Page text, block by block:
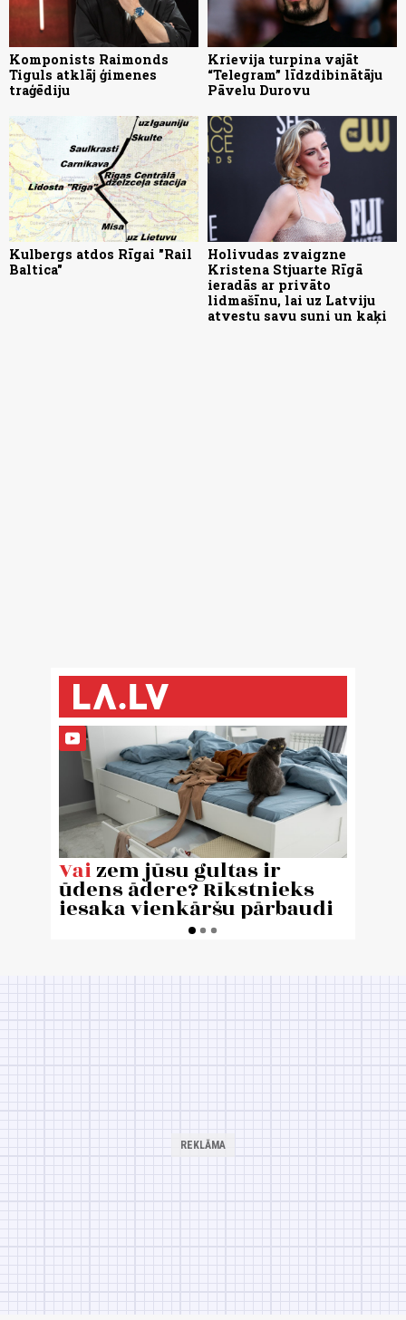
Komponists Raimonds
Tiguls atklāj ģimenes
traģēdiju
Krievija turpina vajāt
“Telegram” līdzdibinātāju
Pāvelu Durovu
Kulbergs atdos Rīgai "Rail
Baltica"
Holivudas zvaigzne
Kristena Stjuarte Rīgā
ieradās ar privāto
lidmašīnu, lai uz Latviju
atvestu savu suni un kaķi